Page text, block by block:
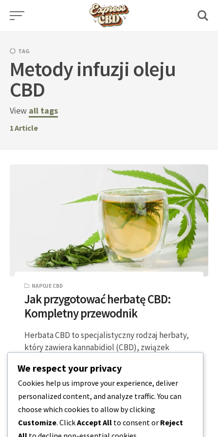
Skip
TAG
Metody infuzji oleju
CBD
View all tags
1Article
NAPOJE CBD
Jak przygotować herbatę CBD:
Kompletny przewodnik
Herbata CBD to specjalistyczny rodzaj herbaty,
który zawiera kannabidiol (CBD), związek
przygotować na…
5 MINUTY CZYTANIA 2023-12-17
We respect your privacy
Cookies help us improve your experience, deliver
personalized content, and analyze traffic. You can
choose which cookies to allow by clicking
Customize. ClickAccept All to consent or Reject